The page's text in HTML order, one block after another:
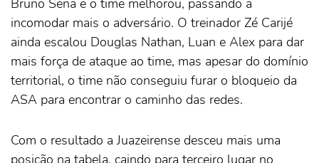
Bruno Sena e o time melhorou, passando a
incomodar mais o adversário. O treinador Zé Carijé
ainda escalou Douglas Nathan, Luan e Alex para dar
mais força de ataque ao time, mas apesar do domínio
territorial, o time não conseguiu furar o bloqueio da
ASA para encontrar o caminho das redes.
Com o resultado a Juazeirense desceu mais uma
posição na tabela, caindo para terceiro lugar no